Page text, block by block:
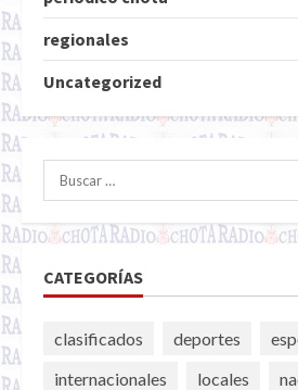
regionales
Uncategorized
Buscar:
CATEGORÍAS
clasificados deportes
internacionales
locales